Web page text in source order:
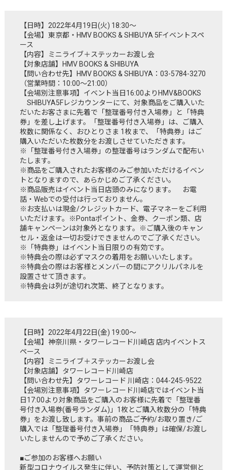
【日時】2022年4月19日(火) 18:30～
【会場】東京都・HMV BOOKS & SHIBUYA 5Fイベントスペ
ース
【内容】ミニライブ＋ステッカーお渡し会
【対象店舗】HMV BOOKS & SHIBUYA
【問い合わせ先】HMV BOOKS & SHIBUYA：03-5784-3270
（営業時間：10:00～21:00）
【会場別注意事項】イベント当日16:00よりHMV&BOOKS
SHIBUYA5Fレジカウンターにて、対象商品をご購入いた
だいたお客さまに先着で「整理番号付き入場券」と「特典
券」を差し上げます。「整理番号付き入場券」は、ご購入
枚数に関係なく、おひとりさま 1枚まで、「特典券」はご
購入いただいた枚数分をお渡しさせていただきます。
※「整理番号付き入場券」の整理番号はランダムで配布い
たします。
※商品をご購入されたお客様のみご参加いただけるイベン
トとなりますので、あらかじめご了承ください。
※商品販売はイベント当日店頭のみになります。 お電
話・Webでの受付は行っておりません。
※お支払いは現金/クレジットカード、電子マネーをご利用
いただけます。※Pontaポイント、金券、クーポン類、店
舗キャンペーンは対象外となります。※ご購入後のキャン
セル・返金は一切お受けできませんのでご了承ください。
※「特典券」はイベント当日限りの有効です。
※特典会の際は必ずマスクの着用をお願いいたします。
※特典会の際はお客様とメンバーの間にアクリルパネルを
設置させて頂きます。
※特典会は列が途切れ次第、終了となります。
【日時】2022年4月22日(金) 19:00～
【会場】神奈川県・タワーレコード川崎店 店内イベントス
ペース
【内容】ミニライブ＋ステッカーお渡し会
【対象店舗】タワーレコード川崎店
【問い合わせ先】タワーレコード 川崎店：044-245-9522
【会場別注意事項】タワーレコード川崎店ではイベント当
日17:00より対象商品をご購入のお客様に先着で「整理番
号付き入場券(番号ランダム)」1枚とご購入枚数分の「特典
券」をお渡し致します。事前の商品ご予約/お取り置き/ご
購入では「整理番号付き入場券」「特典券」は確保/お渡し
いたしませんので予めご了承ください。
■ご参加のお客様へお願い
新型コロナウイルス発生に伴い、予防対策として運営側と